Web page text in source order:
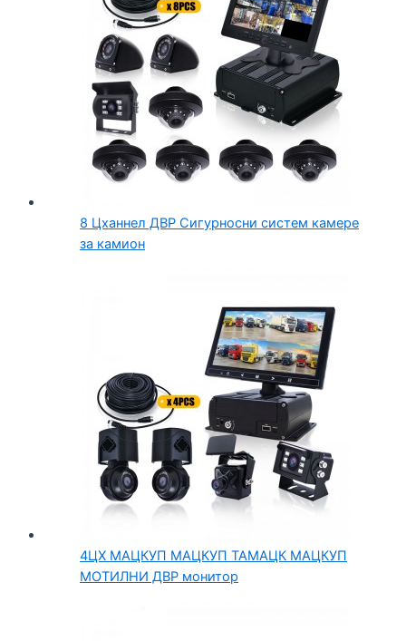
8 Цханнел ДВР Сигурносни систем камере
за камион
4ЦХ МАЦКУП МАЦКУП ТАМАЦК МАЦКУП
МОТИЛНИ ДВР монитор